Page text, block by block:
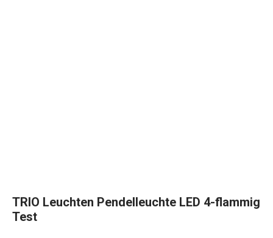
TRIO Leuchten Pendelleuchte LED 4-flammig
Test